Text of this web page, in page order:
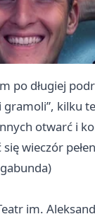
długiej
kilku
otwarć i
wieczór
im.